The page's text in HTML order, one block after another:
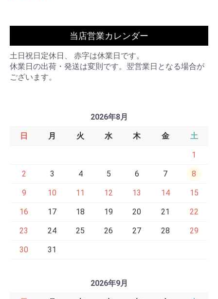
当店営業カレンダー
土日祝日定休日、 赤字は休業日です。
休業日の出荷・発送は変則です。翌営業日となる場合が
ございます。
2026年8月
日 月 火 水 木 金 土
1
2 3 4 5 6 7 8
9 10 11 12 13 14 15
16 17 18 19 20 21 22
23 24 25 26 27 28 29
30 31
2026年9月